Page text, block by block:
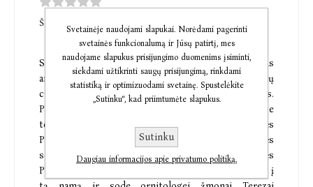
ŠI PREKĖ DAR NETURI KOMENTARŲ
Santo Domingo gatvėje Santjage, Čilėje, stovintis
andalūziško stiliaus namas, gožiamas trijų
citrinmedžių, glaudė tris Lonsonjė šeimos kartas.
Pasak giminės istorijos, dar XIX amžiaus pabaigoje
ten šaknis įleido šeimos patriarchas, palikęs
Prancūziją su trisdešimčia frankų vienoje ir vynuogės
sodinuku kitoje kišenėje. Jo sūnus Lazaras, išgyvenęs
Pirmojo pasaulinio karo beprotybę, grįžo gyventi į
Svetainėje naudojami slapukai. Norėdami pagerinti
svetainės funkcionalumą ir Jūsų patirtį, mes
naudojame slapukus prisijungimo duomenims įsiminti,
siekdami užtikrinti saugų prisijungimą, rinkdami
statistiką ir optimizuodami svetainę. Spustelėkite
„Sutinku“, kad priimtumėte slapukus.
Sutinku
Daugiau informacijos apie privatumo politiką.